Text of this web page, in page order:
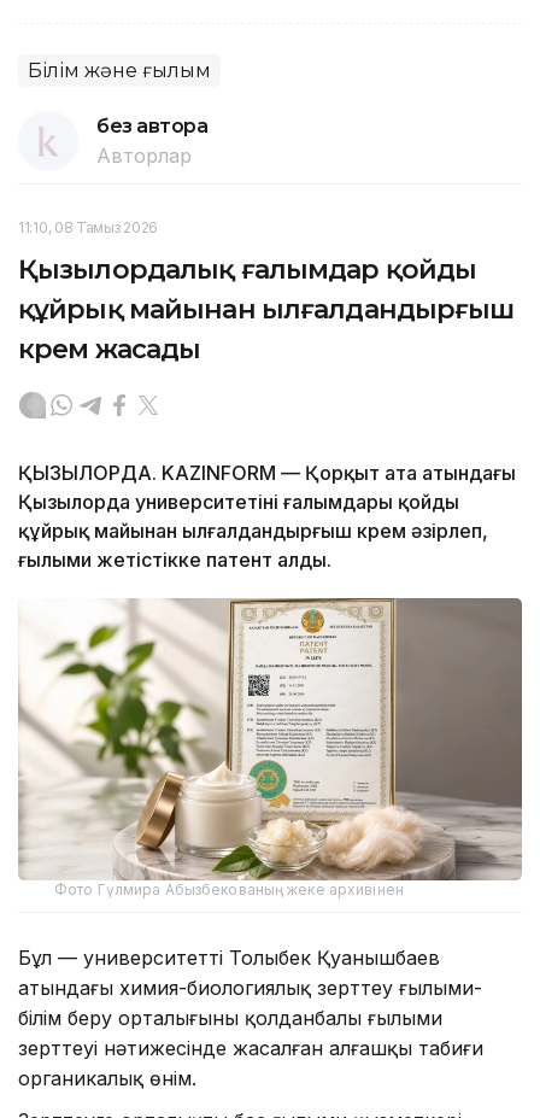
Білім және ғылым
без автора
Авторлар
11:10, 08 Тамыз 2026
Қызылордалық ғалымдар қойдың
құйрық майынан ылғалдандырғыш
крем жасады
ҚЫЗЫЛОРДА. KAZINFORM — Қорқыт ата атындағы
Қызылорда университетінің ғалымдары қойдың
құйрық майынан ылғалдандырғыш крем әзірлеп,
ғылыми жетістікке патент алды.
Фото Гүлмира Абызбекованың жеке архивінен
Бұл — университеттің Толыбек Қуанышбаев
атындағы химия-биологиялық зерттеу ғылыми-
білім беру орталығының қолданбалы ғылыми
зерттеуі нәтижесінде жасалған алғашқы табиғи
органикалық өнім.